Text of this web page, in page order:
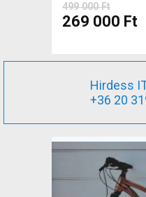
499 000 Ft
269 000 Ft
Hirdess
+36 20